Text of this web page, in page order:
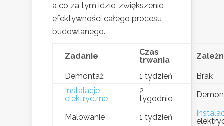
a co za tym idzie, zwiększenie
efektywności całego procesu
budowlanego.
Zadanie
Czas
trwania
Demontaż 1 tydzień
Brak
Instalacje
elektryczne
2
tygodnie
Malowanie 1 tydzień